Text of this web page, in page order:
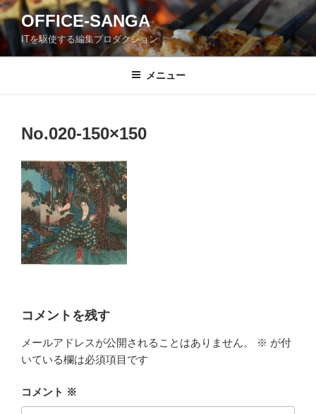
コ
ン
テ
ン
OFFICE-SANGA
ITを駆使する編集プロダクション
メニュー
No.020-150×150
コメントを残す
メールアドレスが公開されることはありません。 ※ が付
いている欄は必須項目です
コメント ※